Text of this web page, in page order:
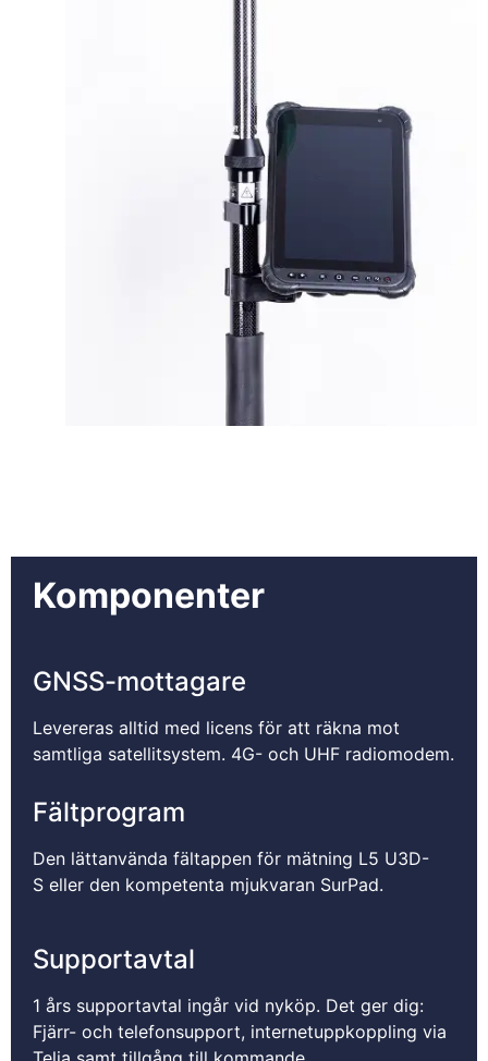
Komponenter
GNSS-mottagare
Levereras alltid med licens för att räkna mot
samtliga satellitsystem. 4G- och UHF radiomodem.
Fältprogram
Den lättanvända fältappen för mätning L5 U3D-
S eller den kompetenta mjukvaran SurPad.
Supportavtal
1 års supportavtal ingår vid nyköp. Det ger dig:
Fjärr- och telefonsupport, internetuppkoppling via